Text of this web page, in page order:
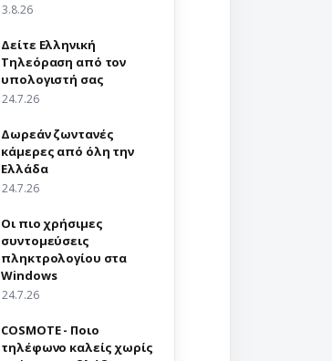
3.8.26
Δείτε Ελληνική
Τηλεόραση από τον
υπολογιστή σας
24.7.26
Δωρεάν ζωντανές
κάμερες από όλη την
Ελλάδα
24.7.26
Οι πιο χρήσιμες
συντομεύσεις
πληκτρολογίου στα
Windows
24.7.26
COSMOTE - Ποιο
τηλέφωνο καλείς χωρίς